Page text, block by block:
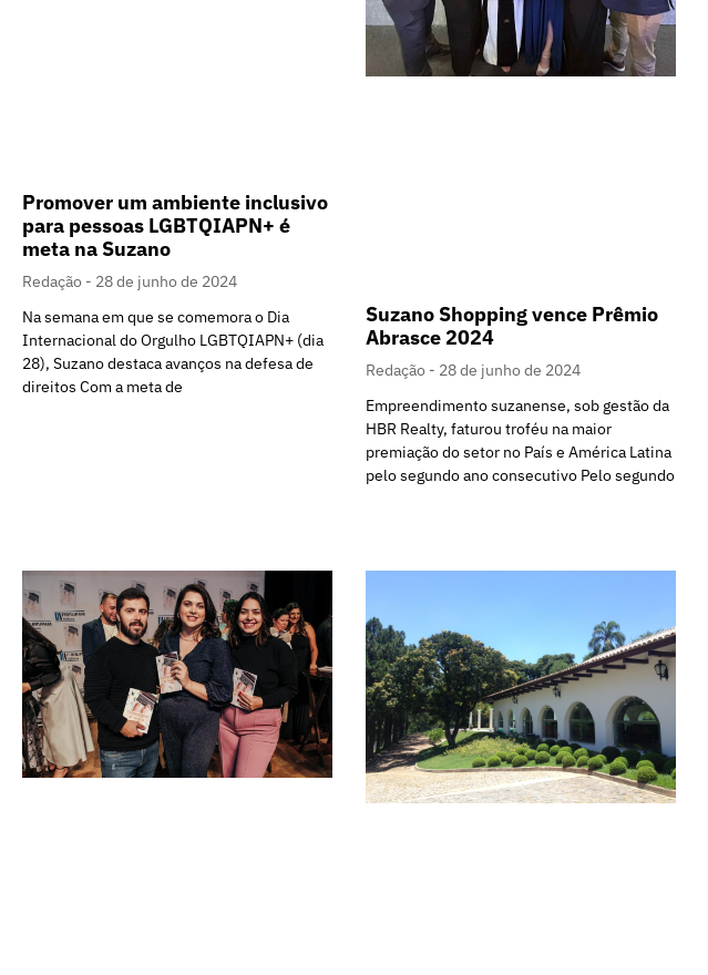
Promover um ambiente inclusivo
para pessoas LGBTQIAPN+ é
meta na Suzano
Redação
28 de junho de 2024
Na semana em que se comemora o Dia
Internacional do Orgulho LGBTQIAPN+ (dia
28), Suzano destaca avanços na defesa de
direitos Com a meta de
Suzano Shopping vence Prêmio
Abrasce 2024
Redação
28 de junho de 2024
Empreendimento suzanense, sob gestão da
HBR Realty, faturou troféu na maior
premiação do setor no País e América Latina
pelo segundo ano consecutivo Pelo segundo